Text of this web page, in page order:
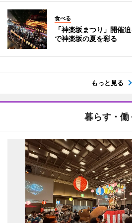
食べる
「神楽坂まつり」開催
で神楽坂の夏を彩る
もっと見る
暮らす・働